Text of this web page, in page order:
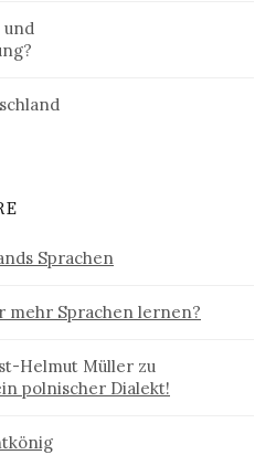
und
Sprachen
mehr Sprachen lernen?
Helmut Müller zu
polnischer Dialekt!